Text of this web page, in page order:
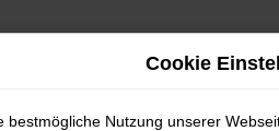
Cookie
bestmögliche Nutzung unserer